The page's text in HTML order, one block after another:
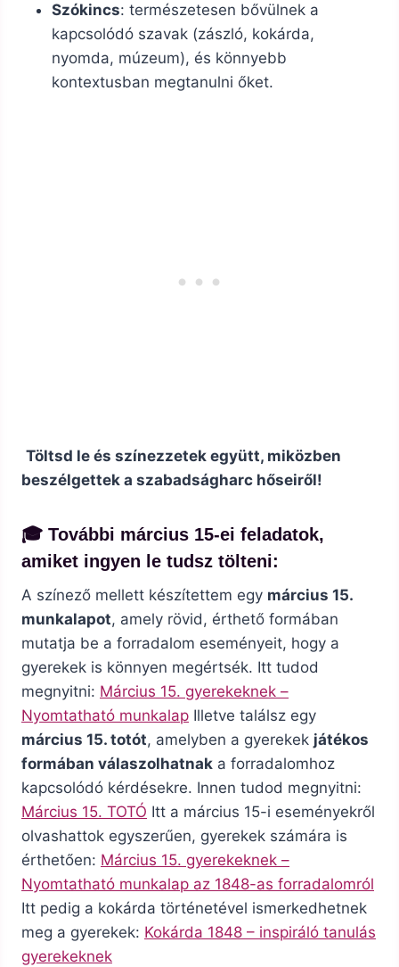
Szókincs: természetesen bővülnek a
kapcsolódó szavak (zászló, kokárda,
nyomda, múzeum), és könnyebb
kontextusban megtanulni őket.
Töltsd le és színezzetek együtt, miközben
beszélgettek a szabadságharc hőseiről!
🎓 További március 15-ei feladatok,
amiket ingyen le tudsz tölteni:
A színező mellett készítettem egy március 15.
munkalapot, amely rövid, érthető formában
mutatja be a forradalom eseményeit, hogy a
gyerekek is könnyen megértsék. Itt tudod
megnyitni: Március 15. gyerekeknek –
Nyomtatható munkalap Illetve találsz egy
március 15. totót, amelyben a gyerekek játékos
formában válaszolhatnak a forradalomhoz
kapcsolódó kérdésekre. Innen tudod megnyitni:
Március 15. TOTÓ Itt a március 15-i eseményekről
olvashattok egyszerűen, gyerekek számára is
érthetően: Március 15. gyerekeknek –
Nyomtatható munkalap az 1848-as forradalomról
Itt pedig a kokárda történetével ismerkedhetnek
meg a gyerekek: Kokárda 1848 – inspiráló tanulás
gyerekeknek